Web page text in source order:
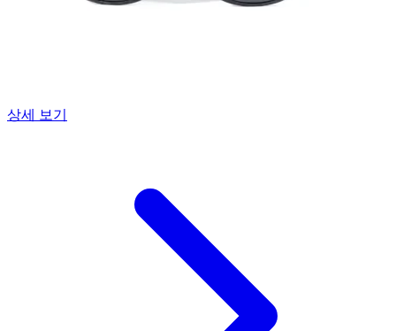
상세 보기